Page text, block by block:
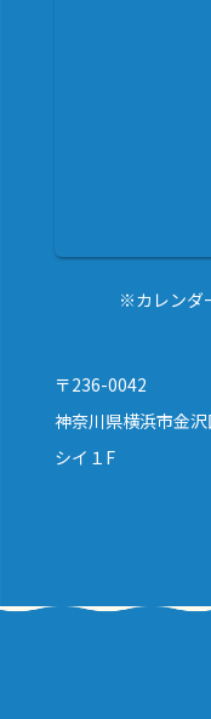
※カレンダ
〒236-0042
神奈川県横浜市金
シイ１F